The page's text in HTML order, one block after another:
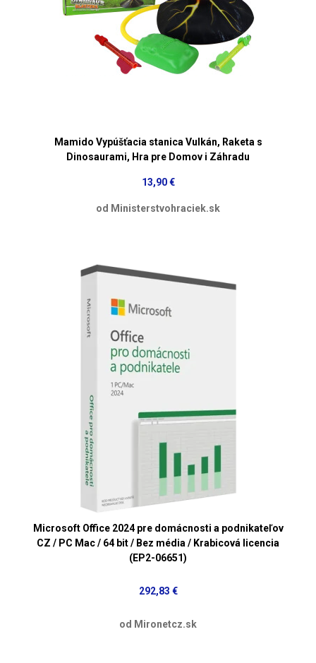
Mamido Vypúšťacia stanica Vulkán, Raketa s
Dinosaurami, Hra pre Domov i Záhradu
13,90 €
od Ministerstvohraciek.sk
Microsoft Office 2024 pre domácnosti a podnikateľov
CZ / PC Mac / 64 bit / Bez média / Krabicová licencia
(EP2-06651)
292,83 €
od Mironetcz.sk